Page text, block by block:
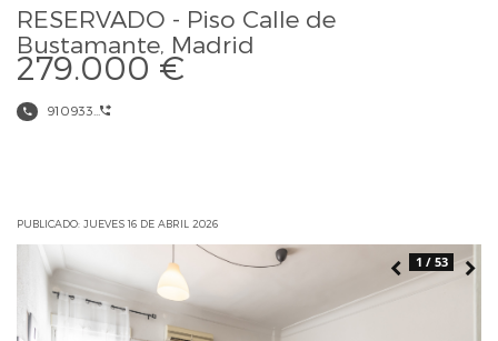
RESERVADO - Piso Calle de
Bustamante, Madrid
279.000 €
910933...
PUBLICADO: JUEVES 16 DE ABRIL 2026
1 / 53